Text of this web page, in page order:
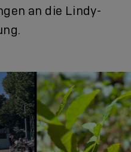
an die Lindy-